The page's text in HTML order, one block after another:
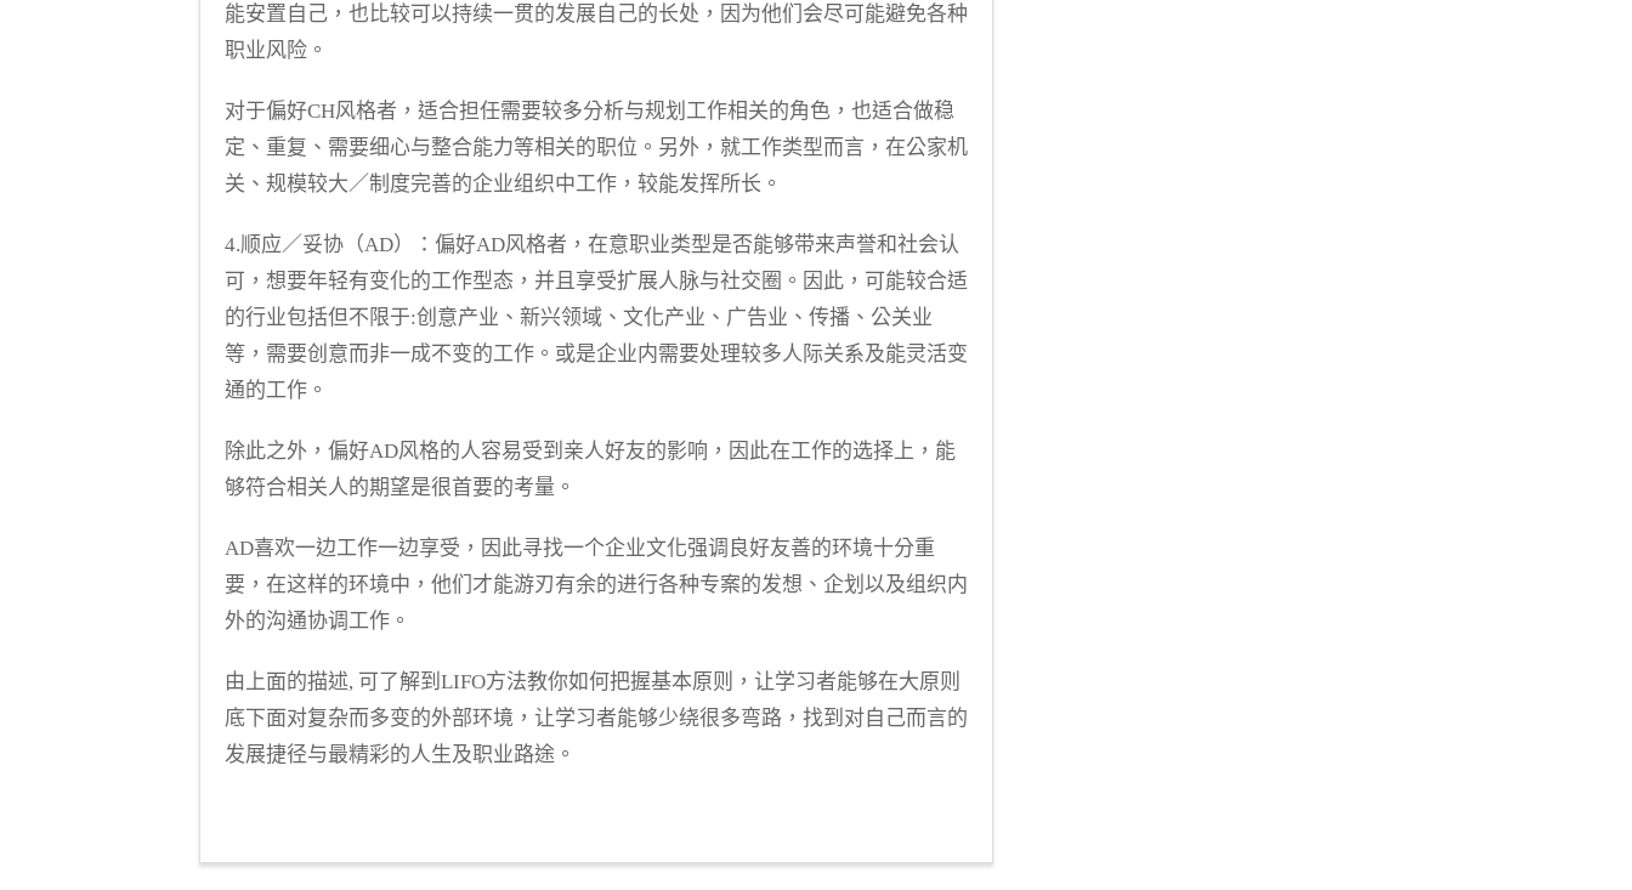
能安置自己，也比较可以持续一贯的发展自己的长处，因为他们会尽可能避免各种
职业风险。
对于偏好CH风格者，适合担任需要较多分析与规划工作相关的角色，也适合做稳
定、重复、需要细心与整合能力等相关的职位。另外，就工作类型而言，在公家机
关、规模较大／制度完善的企业组织中工作，较能发挥所长。
4.顺应／妥协（AD）： 偏好AD风格者，在意职业类型是否能够带来声誉和社会认
可，想要年轻有变化的工作型态，并且享受扩展人脉与社交圈。因此，可能较合适
的行业包括但不限于:创意产业、新兴领域、文化产业、广告业、传播、公关业
等，需要创意而非一成不变的工作。或是企业内需要处理较多人际关系及能灵活变
通的工作。
除此之外，偏好AD风格的人容易受到亲人好友的影响，因此在工作的选择上，能
够符合相关人的期望是很首要的考量。
AD喜欢一边工作一边享受，因此寻找一个企业文化强调良好友善的环境十分重
要，在这样的环境中，他们才能游刃有余的进行各种专案的发想、企划以及组织内
外的沟通协调工作。
由上面的描述, 可了解到LIFO方法教你如何把握基本原则，让学习者能够在大原则
底下面对复杂而多变的外部环境，让学习者能够少绕很多弯路，找到对自己而言的
发展捷径与最精彩的人生及职业路途。